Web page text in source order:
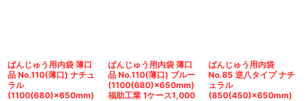
ばんじゅう用内袋 薄口
品 No.110(薄口) ナチュ
ラル
(1100(680)×650mm)
ばんじゅう用内袋 薄口
品 No.110(薄口) ブルー
(1100(680)×650mm)
福助工業 1ケース1,000
ばんじゅう用内袋
No.85 逆八タイプ ナチ
ュラル
(850(450)×650mm)